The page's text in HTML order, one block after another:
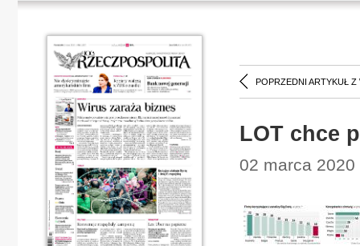
POPRZEDNI ARTYKUŁ Z
LOT chce
02 marca